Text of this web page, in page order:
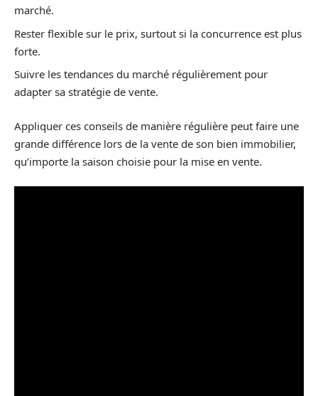
marché.
Rester flexible sur le prix, surtout si la concurrence est plus
forte.
Suivre les tendances du marché régulièrement pour
adapter sa stratégie de vente.
Appliquer ces conseils de manière régulière peut faire une
grande différence lors de la vente de son bien immobilier,
qu’importe la saison choisie pour la mise en vente.